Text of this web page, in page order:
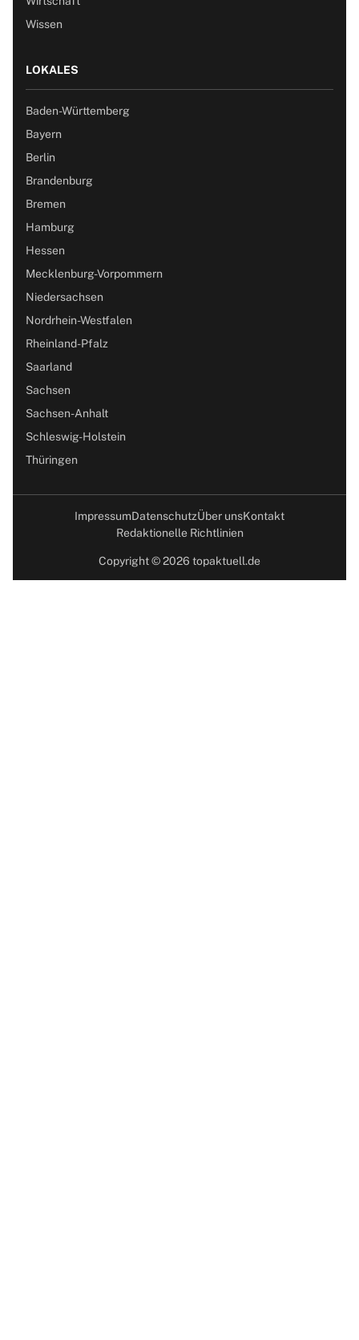
Wissen
LOKALES
Baden-Württemberg
Bayern
Berlin
Brandenburg
Bremen
Hamburg
Hessen
Mecklenburg-Vorpommern
Niedersachsen
Nordrhein-Westfalen
Rheinland-Pfalz
Saarland
Sachsen
Sachsen-Anhalt
Schleswig-Holstein
Thüringen
ImpressumDatenschutzÜber unsKontakt
Redaktionelle Richtlinien
Copyright © 2026 topaktuell.de